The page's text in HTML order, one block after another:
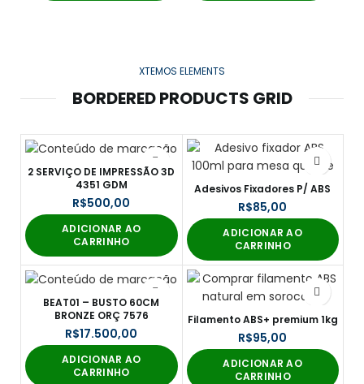
XTEMOS ELEMENTS
BORDERED PRODUCTS GRID
2 SERVIÇO DE IMPRESSÃO 3D
4351 GDM
R$
ADICIONAR AO
CARRINHO
Adesivos Fixadores P/ ABS
R$
ADICIONAR AO
CARRINHO
BEAT01 – BUSTO 60CM
BRONZE ORÇ 7576
R$
ADICIONAR AO
CARRINHO
Filamento ABS+ premium 1kg
R$
ADICIONAR AO
CARRINHO